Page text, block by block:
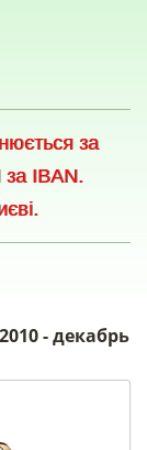
за
IBAN.
- декабрь